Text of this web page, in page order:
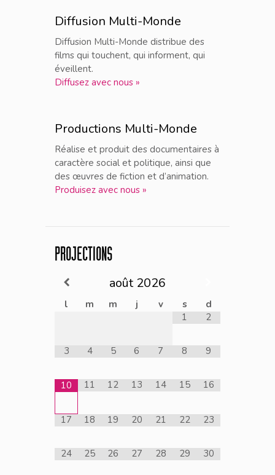
Diffusion Multi-Monde
Diffusion Multi-Monde distribue des
films qui touchent, qui informent, qui
éveillent.
Diffusez avec nous »
Productions Multi-Monde
Réalise et produit des documentaires à
caractère social et politique, ainsi que
des œuvres de fiction et d’animation.
Produisez avec nous »
PROJECTIONS
août 2026
l m m j v s
d
1
2
3 4 5 6 7 8 9
10 11 12 13 14 15 16
17 18 19 20 21 22 23
24 25 26 27 28 29 30